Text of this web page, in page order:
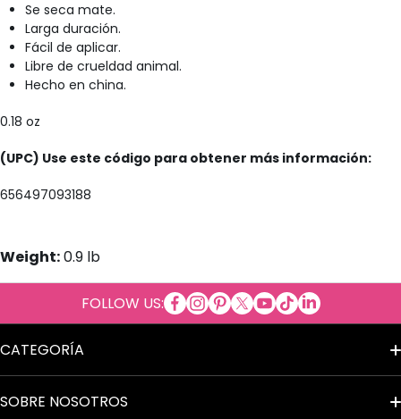
Se seca mate.
Larga duración.
Fácil de aplicar.
Libre de crueldad animal.
Hecho en china.
0.18 oz
(UPC) Use este código para obtener más información:
656497093188
Weight:0.9 lb
FOLLOW US:facebookcom/
instagramcom/
copinterestcom/
twittercom/
youtubecom/
tiktokcom/
tme/
linkedincom/
al-
CATEGORÍA
Términos del Servicio
SOBRE NOSOTROS